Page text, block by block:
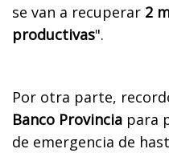
se van a recuperar 2
productivas".
Por otra parte,
Banco Provincia para
de emergencia de